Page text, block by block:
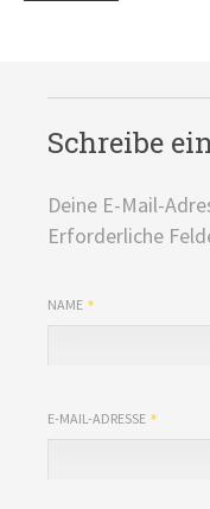
Schreibe
Deine E-Mail-
Erforderliche
NAME
E-MAIL-ADRESSE